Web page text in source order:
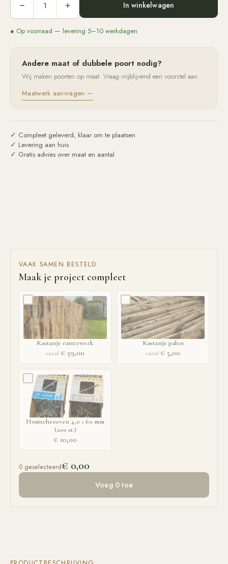
− + In winkelwagen
● Op voorraad — levering 5–10 werkdagen
Andere maat of dubbele poort nodig?
Wij maken poorten op maat. Vraag vrijblijvend een voorstel aan.
Maatwerk aanvragen —
✓ Compleet geleverd, klaar om te plaatsen
✓ Levering aan huis
✓ Gratis advies over maat en aantal
VAAK SAMEN BESTELD
Maak je project compleet
Kastanje rasterwerk
vanaf € 59,00
Kastanje palen
vanaf € 5,00
Houtschroeven 4,0 × 60 mm
(200 st.)
€ 10,00
0 geselecteerd€ 0,00
Voeg 0 toe